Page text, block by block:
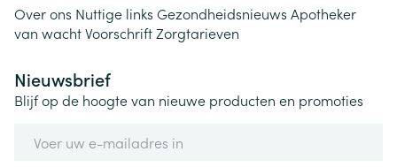
Over ons Nuttige links Gezondheidsnieuws Apotheker
van wachtVoorschriftZorgtarieven
Nieuwsbrief
Blijf op de hoogte van nieuwe producten en promoties